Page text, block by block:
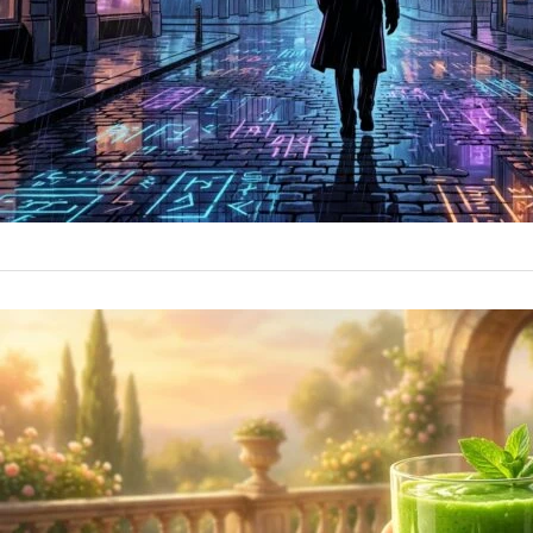
ZDRAVÍ & LIFESTYLE
Kate
linie
Kate middleton
časopisech
prostě vypadá